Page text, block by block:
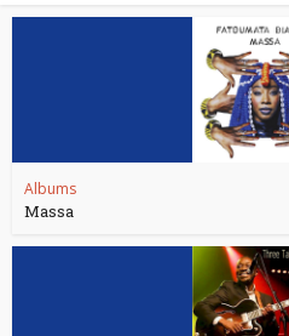
Albums
Massa